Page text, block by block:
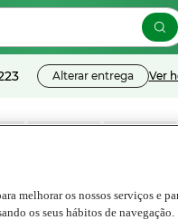
Alterar entrega Ver
Nutrição e
Bebidas
melhorar os nossos serviços e
os seus hábitos de navegação.